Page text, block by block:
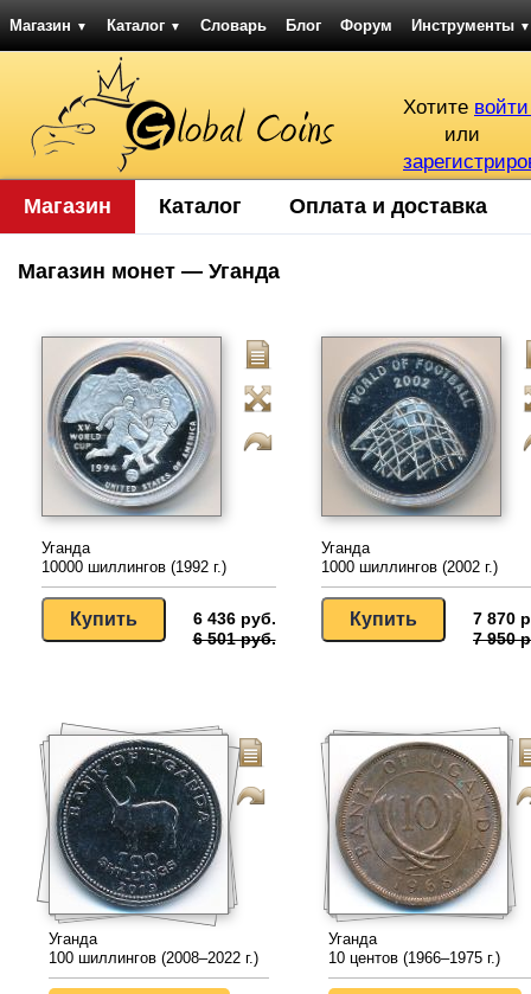
Магазин ▼ Каталог ▼ Словарь Блог Форум Инструменты ▼
Хотите
или
Магазин Каталог Оплата и доставка
Магазин монет — Уганда
Уганда
10000 шиллингов (1992 г.)
6 436 руб.
6 501 руб.
Уганда
1000 шиллингов (2002 г.)
7 870
7 950
Уганда
100 шиллингов (2008–2022 г.)
Уганда
10 центов (1966–1975 г.)